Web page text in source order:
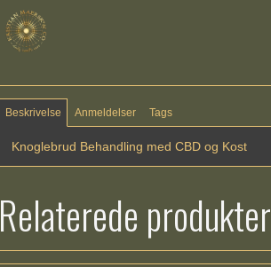
Beskrivelse Anmeldelser Tags
Knoglebrud Behandling med CBD og Kost
Relaterede produkter